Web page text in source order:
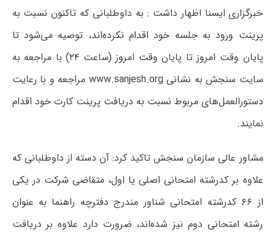
خبرگزاری ایسنا اظهار داشت : به داوطلبانی که تاکنون نسبت به
پرینت ورود به جلسه خود اقدام نکرده‌اند، توصیه می‌شود تا
پایان وقت امروز تا پایان وقت امروز (ساعت ۲۴) با مراجعه به
سایت سنجش به نشانی www.sanjesh.org مراجعه و با رعایت
دستورالعمل‌های مربوط نسبت به دریافت پرینت کارت خود اقدام
نمایند.
مشاور عالی سازمان سنجش تاکید کرد: آن دسته از داوطلبانی که
علاوه بر کدرشته امتحانی اصلی یا اول، متقاضی شرکت در یکی
از ۶۶ کدرشته امتحانی شناور مندرج دفترچه راهنما به عنوان
رشته امتحانی دوم نیز شده‌اند، ضرورت دارد علاوه بر دریافت